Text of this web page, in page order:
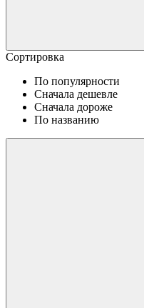
Сортировка
По популярности
Сначала дешевле
Сначала дороже
По названию